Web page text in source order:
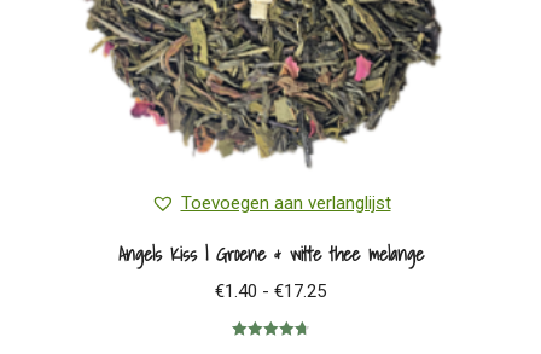
Toevoegen aan verlanglijst
Angels Kiss | Groene & witte thee melange
€1.40 - €17.25Prijsklasse: